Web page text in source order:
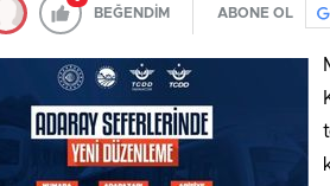
BEĞENDİM ABONE OL